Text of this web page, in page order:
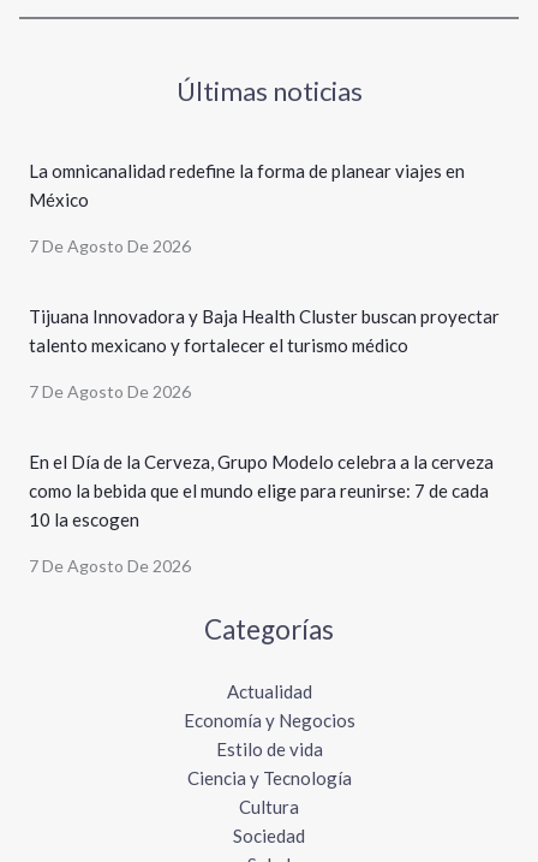
Últimas noticias
La omnicanalidad redefine la forma de planear viajes en
México
7 De Agosto De 2026
Tijuana Innovadora y Baja Health Cluster buscan proyectar
talento mexicano y fortalecer el turismo médico
7 De Agosto De 2026
En el Día de la Cerveza, Grupo Modelo celebra a la cerveza
como la bebida que el mundo elige para reunirse: 7 de cada
10 la escogen
7 De Agosto De 2026
Categorías
Actualidad
Economía y Negocios
Estilo de vida
Ciencia y Tecnología
Cultura
Sociedad